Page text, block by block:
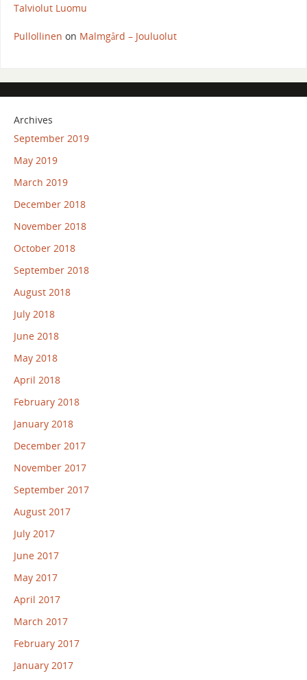
Talviolut Luomu
Pullollinen on Malmgård – Jouluolut
Archives
September 2019
May 2019
March 2019
December 2018
November 2018
October 2018
September 2018
August 2018
July 2018
June 2018
May 2018
April 2018
February 2018
January 2018
December 2017
November 2017
September 2017
August 2017
July 2017
June 2017
May 2017
April 2017
March 2017
February 2017
January 2017